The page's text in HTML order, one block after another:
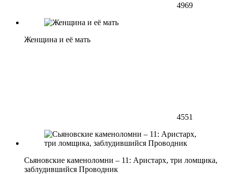
4969
Женщина и её мать
4551
Сьяновские каменоломни – 11: Аристарх, три ломщика,
заблудившийся Проводник